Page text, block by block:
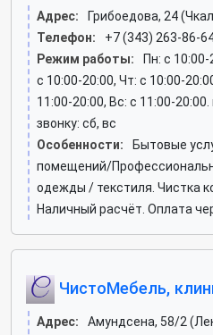
Адрес:
Грибоедова, 24
Телефон:
+7 (343) 263-86-
Режим работы:
Пн: c
c 10:00-20:00, Чт: c 10:00-
11:00-20:00, Вс: c 11:00-
звонку: сб, вс
Особенности:
Бытовые
помещений/
одежды / текстиля. Чистка
Наличный расчёт. Оплата
ЧистоМебель,
Адрес:
Амундсена, 58/2